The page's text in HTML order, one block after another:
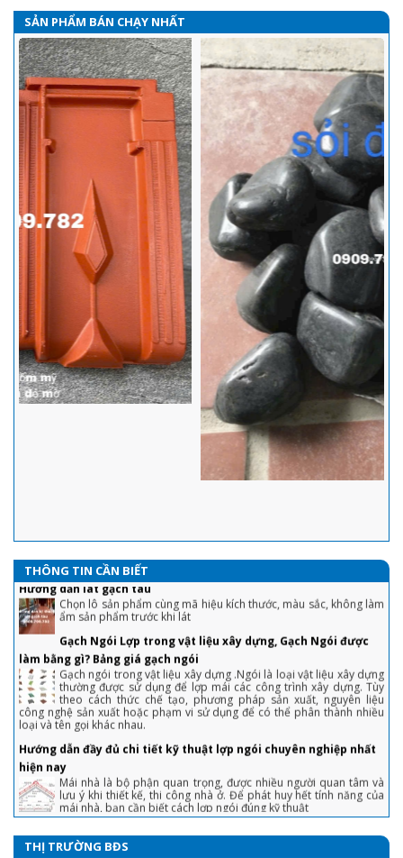
SẢN PHẨM BÁN CHẠY NHẤT
THÔNG TIN CẦN BIẾT
Ngói tráng men Prime - Đặc điểm, các mẫu ngói thông dụng và
hướng dẫn lợp ngói tráng men đúng tiêu chuẩn kỹ thuật nhất
Ngói Prime thông dụng trên thị trường gồm hai loại chính là ngói
Prime Hera cao cấp và Prime dòng S. Sản phẩm được sản xuất
trên công nghệ hiện đại, với nguyên liệu chính là đất sét, sau đó
được nung ở nhiệt độ rất cao nên ngói prime có nhiều ưu điểm nổi bật
nên ngói là sự lựa chọn hàng đầu cho mọi công trình.
Ngói 16 v/m2 Gốm Mỹ : Hướng dẫn cách lợp đầy đủ, chi tiết nhất
Với sự ra đời của sản phẩm ngói 16 Indo và ngói 16 Việt Nam.
Công cty cổ phần Gốm Mỹ cam kết mang tới cho quý khách hàng
ẩm sản phẩm trước khi lát
Gạch Ngói Lợp trong vật liệu xây dựng, Gạch Ngói được
làm bằng gì? Bảng giá gạch ngói
Gạch ngói trong vật liệu xây dựng .Ngói là loại vật liệu xây dựng
theo cách thức chế tạo, phương pháp sản xuất, nguyên liệu
công nghệ sản xuất hoặc phạm vi sử dụng để có thể phân thành nhiều
loại và tên gọi khác nhau.
Hướng dẫn đầy đủ chi tiết kỹ thuật lợp ngói chuyên nghiệp nhất
hiện nay
Mái nhà là bộ phận quan trọng, được nhiều người quan tâm và
lưu ý khi thiết kế, thi công nhà ở. Để phát huy hết tính năng của
mái nhà, bạn cần biết cách lợp ngói đúng kỹ thuật
Cách tính độ dốc mái ngói theo công thức đơn giản
Độ dốc mái ngói thường lớn hơn so với mái tôn và các loại mái
khác. Cụ thể, độ dốc mái ngói bao nhiêu là hợp lý, cách tính ra
sao? Mời bạn tham khảo trong bài viết dưới đây.
HƯỚNG DẪN CÁCH TÍNH DIỆN TÍCH MÁI NGÓI ĐƠN GIẢN VÀ CHÍNH
THỊ TRƯỜNG BĐS
3. Chiêu bán nhà không cần qua môi giới, khách tranh hỏi được giá 'chốt'
nhanh
4. Sai lầm để đời khiến người vay tiền ngân hàng mua nhà phải “gánh nợ”
5. “Bỏng tay” với giá bán căn hộ ở TP. Hồ Chí Minh
6. Bất động sản tăng ưu đãi để thoát hàng "ế"
7. Doanh nghiệp bất động sản huy động vốn lãi suất ‘không tưởng’, Bộ
Xây dựng nói gì?
8. Dự án đủ pháp lý ra thị trường BĐS chỉ “đếm trên đầu ngón tay”
9. Nới room tín dụng, liệu xảy ra cơn sốt đất vào cuối năm?
10. Giá chung cư tăng cao, đất nền èo uột: Nên đổ tiền đầu tư vào đâu?
12. Nhà chung cư đang bị “thổi giá”?